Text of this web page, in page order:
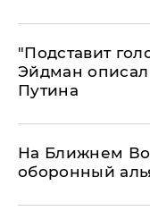
​"Подставит
Эйдман описал
Путина
На Ближнем
оборонный